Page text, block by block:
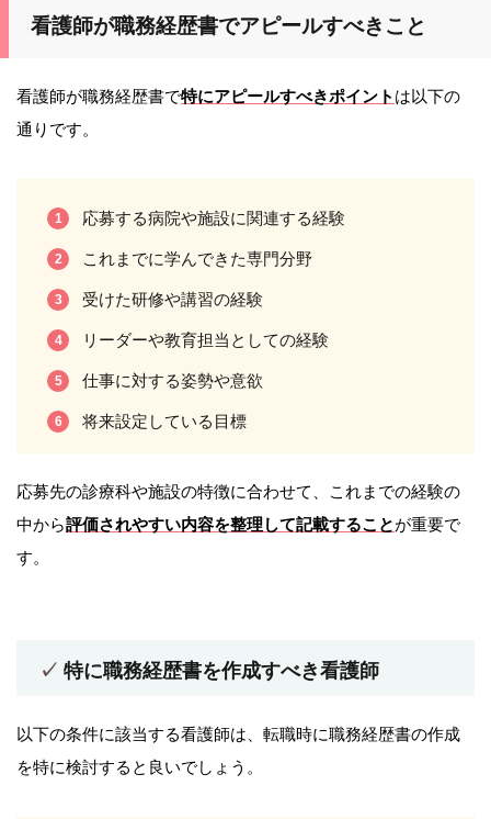
看護師が職務経歴書でアピールすべきこと
看護師が職務経歴書で特にアピールすべきポイント は以下の
通りです。
応募する病院や施設に関連する経験
これまでに学んできた専門分野
受けた研修や講習の経験
リーダーや教育担当としての経験
仕事に対する姿勢や意欲
将来設定している目標
応募先の診療科や施設の特徴に合わせて、これまでの経験の
中から評価されやすい内容を整理して記載することが重要で
す。
特に職務経歴書を作成すべき看護師
以下の条件に該当する看護師は、転職時に職務経歴書の作成
を特に検討すると良いでしょう。